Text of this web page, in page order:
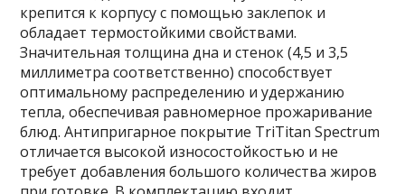
крепится к корпусу с помощью заклепок и
обладает термостойкими свойствами.
Значительная толщина дна и стенок (4,5 и 3,5
миллиметра соответственно) способствует
оптимальному распределению и удержанию
тепла, обеспечивая равномерное прожаривание
блюд. Антипригарное покрытие TriTitan Spectrum
отличается высокой износостойкостью и не
требует добавления большого количества жиров